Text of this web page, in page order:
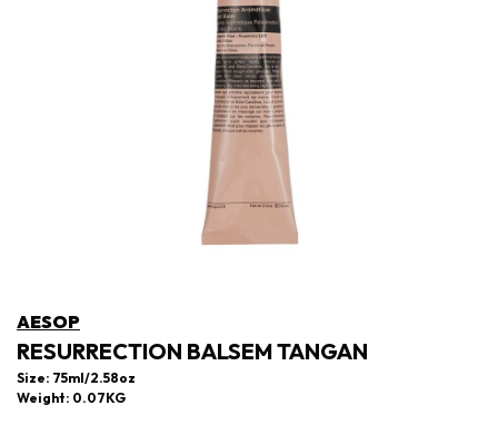
AESOP
RESURRECTION BALSEM TANGAN
Size: 75ml/2.58oz
Weight: 0.07KG